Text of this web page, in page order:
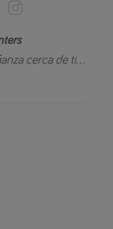
cerca de ti...